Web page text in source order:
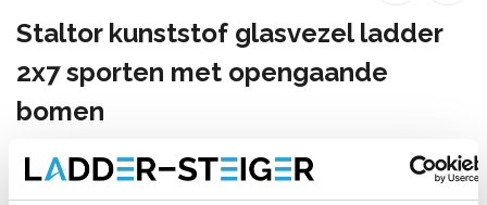
Staltor kunststof glasvezel ladder
2x7 sporten met opengaande
bomen
Maak een keuze: